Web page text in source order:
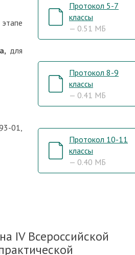
для
01,
Протокол 5-7
классы
— 0.51 МБ
Протокол 8-9
классы
— 0.41 МБ
Протокол 10-11
классы
— 0.40 МБ
IV Всероссийской